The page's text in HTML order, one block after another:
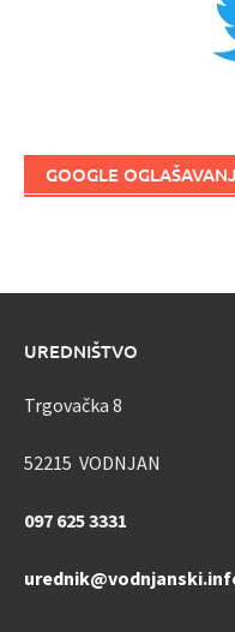
GOOGLE
UREDNIŠTVO
Trgovačka 8
52215 VODNJAN
097 625 3331